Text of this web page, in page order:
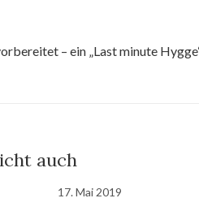
– ein „Last minute
auch
17. Mai 2019